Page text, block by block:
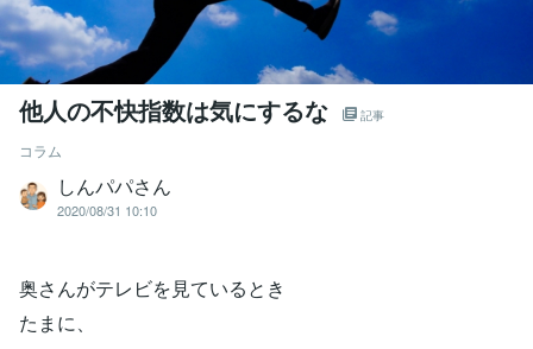
他人の不快指数は気にするな 記事
コラム
しんパパさん
2020/08/31 10:10
奥さんがテレビを見ているとき
たまに、